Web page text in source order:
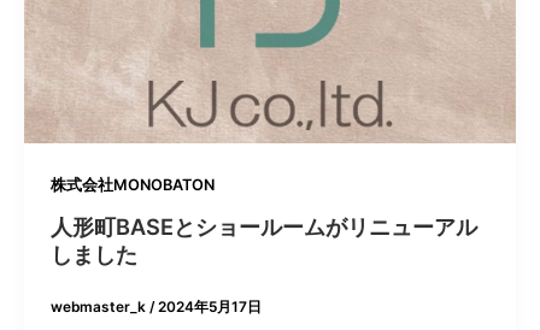
株式会社MONOBATON
人形町BASEとショールームがリニューアル
しました
webmaster_k/2024年5月17日